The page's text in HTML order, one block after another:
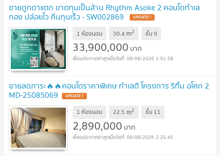
ขายถูกตาแตก ขาดทุนเป็นล้าน Rhythm Asoke 2 คอนโดทำเล
ทอง ปล่อยไว คืนทุนเร็ว - SW002869 UPDATE !
1 ห้องนอน 30.4 m2 ชั้น9
33,900,000 บาท
08/08/2026 3:01:58
ขายลดภาระ🔥🔥คอนโดราคาพิเศษ ทำเลดี โครงการ ริทึ่ม อโศก 2
MD-25085069 UPDATE !
1 ห้องนอน 22.5 m2 ชั้น 11
2,890,000 บาท
08/08/2026 2:25:45